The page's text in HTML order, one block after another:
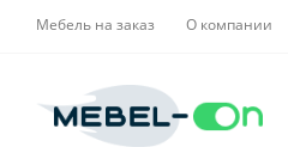
Мебель на заказ О компании